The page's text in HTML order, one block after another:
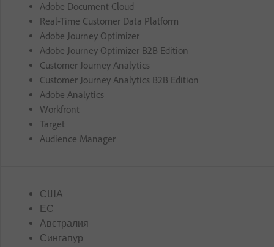
Adobe Document Cloud
Real-Time Customer Data Platform
Adobe Journey Optimizer
Adobe Journey Optimizer B2B Edition
Customer Journey Analytics
Customer Journey Analytics B2B Edition
Adobe Analytics
Workfront
Target
Audience Manager
США
ЕС
Австралия
Сингапур